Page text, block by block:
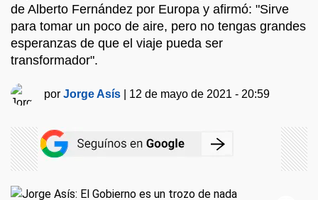
de Alberto Fernández por Europa y afirmó: "Sirve
para tomar un poco de aire, pero no tengas grandes
esperanzas de que el viaje pueda ser
transformador".
porJorge Asís 12 de mayo de 2021 - 20:59